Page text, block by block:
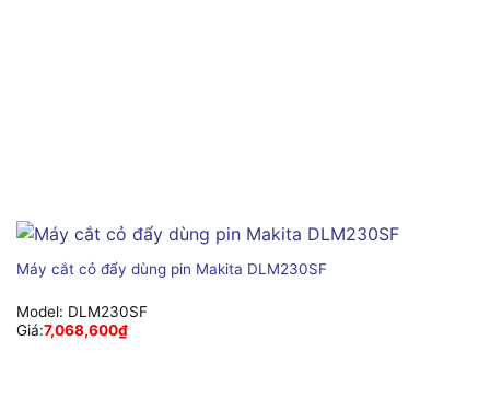
Máy cắt cỏ đẩy dùng pin Makita DLM230SF
Model: DLM230SF
Giá:7,068,600₫